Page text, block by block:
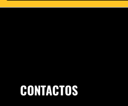
CONTACTOS